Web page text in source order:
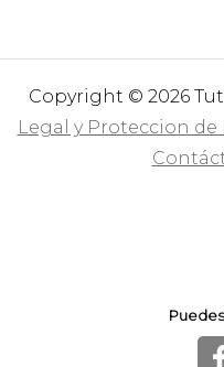
Copyright © 2026
Legal y Proteccion de